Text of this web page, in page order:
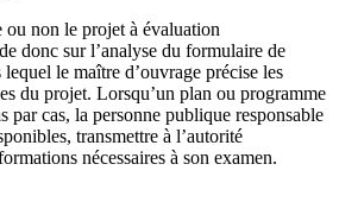
ou non le projet à évaluation
donc sur l’analyse du formulaire de
lequel le maître d’ouvrage précise les
du projet. Lorsqu’un plan ou programme
par cas, la personne publique responsable
transmettre à l’autorité
nécessaires à son examen.